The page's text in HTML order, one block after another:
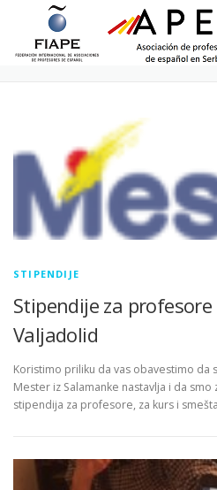
Skip to content
CATEGORY:
STIPENDIJE
Stipendije za
Valjadolid
Koristimo priliku da vas obavestimo da
Mester iz Salamanke nastavlja i da
stipendija za profesore, za kurs i